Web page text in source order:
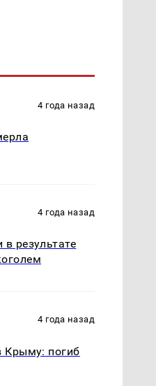
4 года назад
4 года назад
результате
4 года назад
Крыму: погиб